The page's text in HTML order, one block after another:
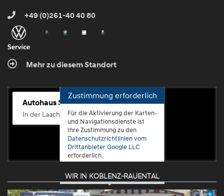
+49 (0)261-40 40 80
Mehr zu diesem Standort
Autohaus Scherhag
In der Laach 76, 56072 Koblenz-Güls
Zustimmung erforderlich
Für die Aktivierung der Karten-
und Navigationsdienste ist
Ihre Zustimmung zu den
Datenschutzrichtlinien vom
Drittanbieter Google LLC
erforderlich.
Zustimmen
und
WIR IN KOBLENZ-RAUENTAL